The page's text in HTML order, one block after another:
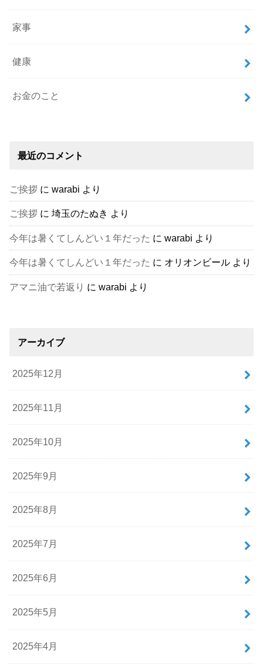
家事
健康
お金のこと
最近のコメント
ご挨拶 にwarabi より
ご挨拶 に埼玉のたぬき より
今年は暑くてしんどい１年だった にwarabi より
今年は暑くてしんどい１年だった に オリオンビール より
アマニ油で若返り にwarabi より
アーカイブ
2025年12月
2025年11月
2025年10月
2025年9月
2025年8月
2025年7月
2025年6月
2025年5月
2025年4月